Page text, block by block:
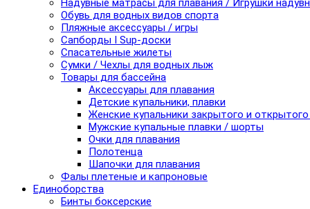
Надувные матрасы для плавания / Игрушки
Обувь для водных видов спорта
Пляжные аксессуары / игры
Сапборды I Sup-доски
Спасательные жилеты
Сумки / Чехлы для водных лыж
Товары для бассейна
Аксессуары для плавания
Детские купальники, плавки
Женские купальники закрытого и
Мужские купальные плавки / шорты
Очки для плавания
Полотенца
Шапочки для плавания
Фалы плетеные и капроновые
Единоборства
Бинты боксерские